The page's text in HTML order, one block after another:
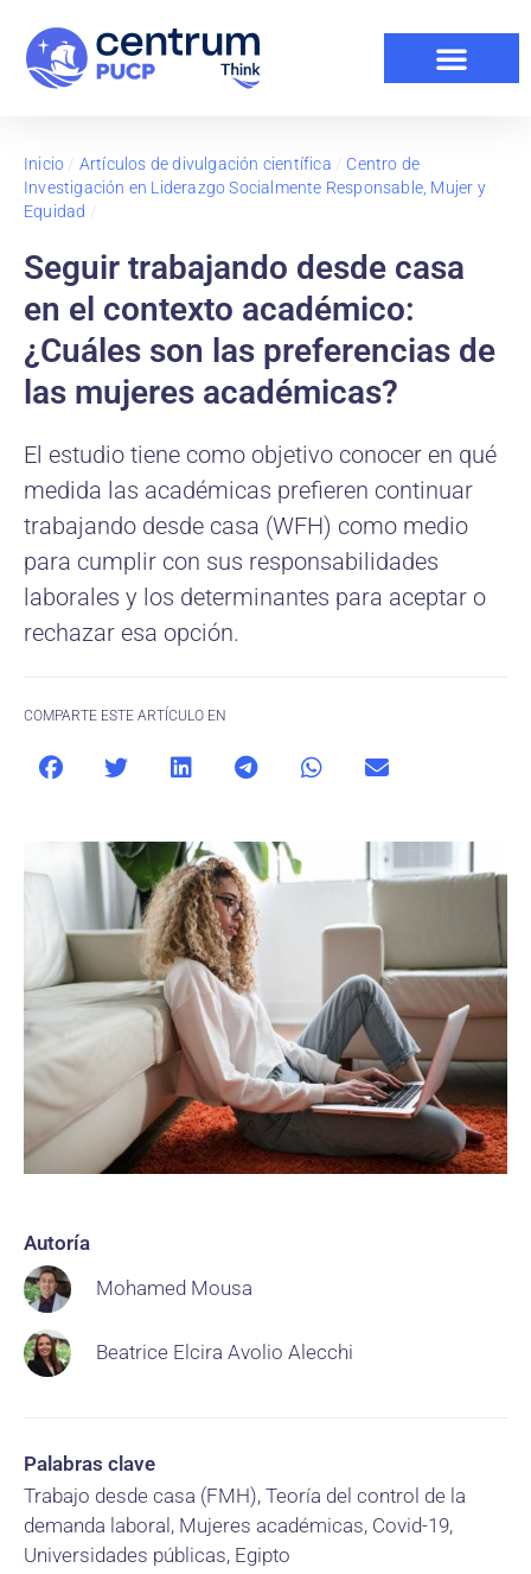
Inicio / Artículos de divulgación científica / Centro de
Investigación en Liderazgo Socialmente Responsable, Mujer y
Equidad /
Seguir trabajando desde casa
en el contexto académico:
¿Cuáles son las preferencias de
las mujeres académicas?
El estudio tiene como objetivo conocer en qué
medida las académicas prefieren continuar
trabajando desde casa (WFH) como medio
para cumplir con sus responsabilidades
laborales y los determinantes para aceptar o
rechazar esa opción.
COMPARTE ESTE ARTÍCULO EN
Autoría
Mohamed Mousa
Beatrice Elcira Avolio Alecchi
Palabras clave
Trabajo desde casa (FMH), Teoría del control de la
demanda laboral, Mujeres académicas, Covid-19,
Universidades públicas, Egipto